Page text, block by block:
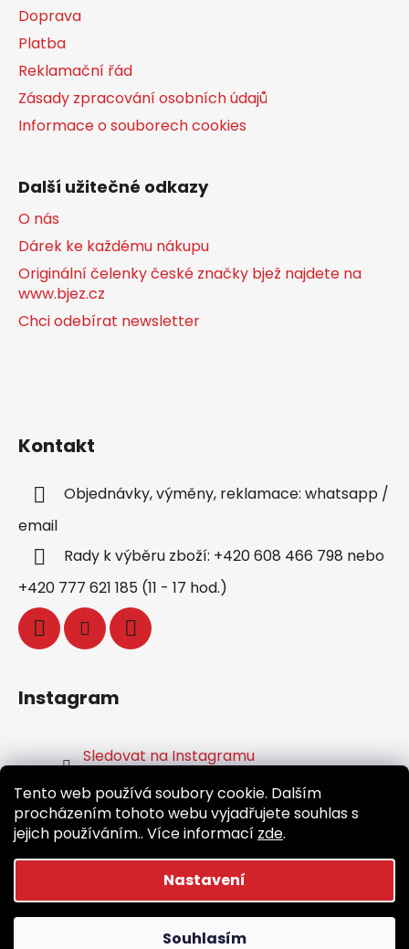
Tento web používá soubory cookie. Dalším
procházením tohoto webu vyjadřujete souhlas s
jejich používáním.. Více informací zde.
Nastavení
Souhlasím
Doprava
Platba
Reklamační řád
Zásady zpracování osobních údajů
Informace o souborech cookies
Další užitečné odkazy
O nás
Dárek ke každému nákupu
Originální čelenky české značky bjež najdete na
www.bjez.cz
Chci odebírat newsletter
Kontakt
Objednávky, výměny, reklamace: whatsapp /
email
Rady k výběru zboží: +420 608 466 798 nebo
+420 777 621 185 (11 - 17 hod.)
Instagram
Sledovat na Instagramu
Facebook
Vytvořil Shoptet
Běž.cz. Všechna práva vyhrazena.